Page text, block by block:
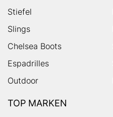
Stiefel
Slings
Chelsea Boots
Espadrilles
Outdoor
TOP MARKEN